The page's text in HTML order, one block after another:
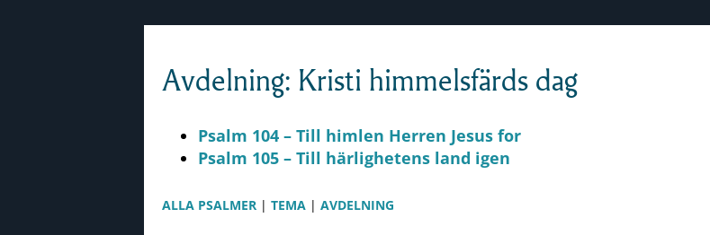
Avdelning: Kristi himmelsfärds dag
Psalm 104 – Till himlen Herren Jesus for
Psalm 105 – Till härlighetens land igen
ALLA PSALMER | TEMA | AVDELNING